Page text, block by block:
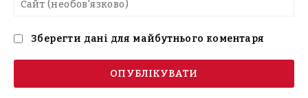
Зберегти дані для майбутнього коментаря